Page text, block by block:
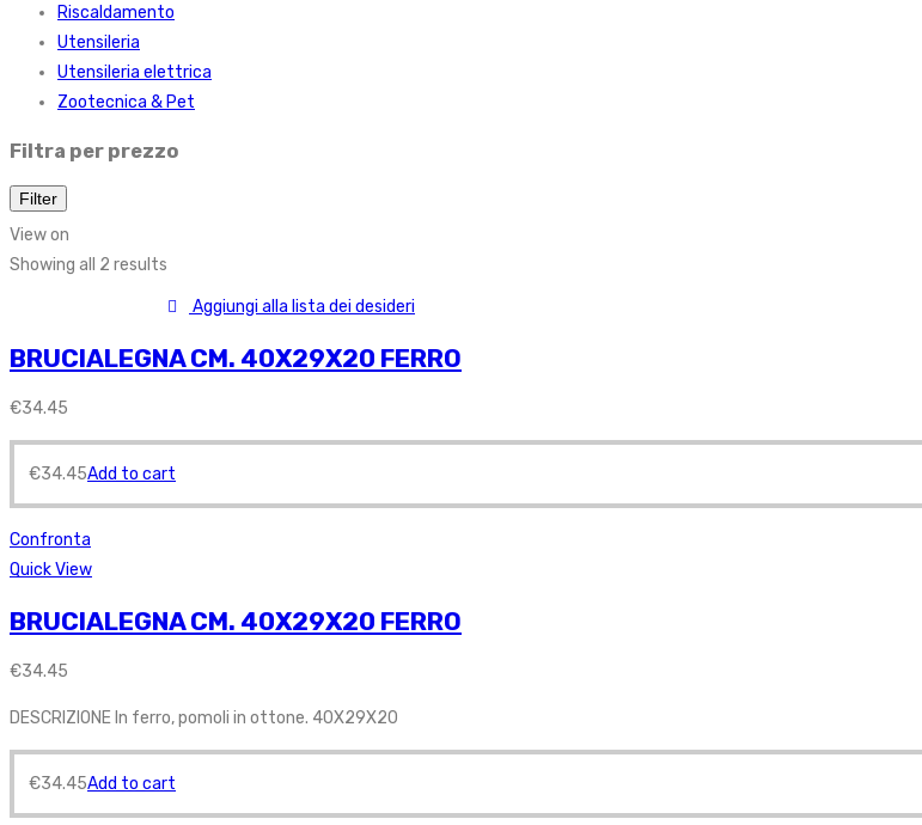
Riscaldamento
Utensileria
Utensileria elettrica
Zootecnica & Pet
Filtra per prezzo
Filter
View on
Showing all 2 results
Aggiungi alla lista dei desideri
BRUCIALEGNA CM. 40X29X20 FERRO
€34.45
€34.45Add to cart
Confronta
Quick View
BRUCIALEGNA CM. 40X29X20 FERRO
€34.45
DESCRIZIONE In ferro, pomoli in ottone. 40X29X20
€34.45Add to cart